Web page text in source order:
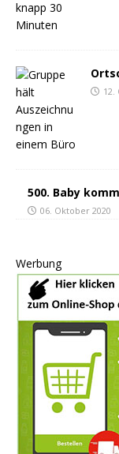
12.
500. Baby
06. Oktober 2020
Werbung